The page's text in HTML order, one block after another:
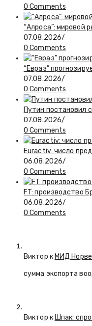
0 Comments
“Алроса”: мировой
07.08.2026/
0 Comments
“Евраз”
07.08.2026/
0 Comments
Путин постановил
07.08.2026/
0 Comments
Euractiv: число
06.08.2026/
0 Comments
FT: производство
06.08.2026/
0 Comments
Виктор кМИД
сумма экспорта
Виктор кШпак: